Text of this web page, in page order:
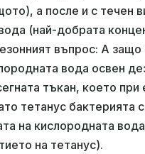
а после и с течен
(най-добрата
въпрос: А
вода освен
тъкан, което
тетанус бактерията
на кислородната
на тетанус).